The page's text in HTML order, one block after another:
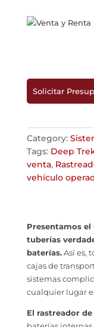
Solicitar
Category:
Tags: Deep
venta,
vehículo
Presentamos
tuberías
baterías.Así es,
cajas de
sistemas
cualquier lugar
El rastreador